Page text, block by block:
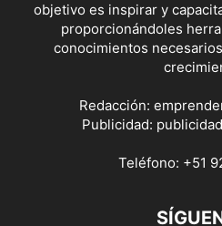
objetivo es inspirar y
proporcionándoles
conocimientos
Redacción:
Publicidad:
Teléfono: +51